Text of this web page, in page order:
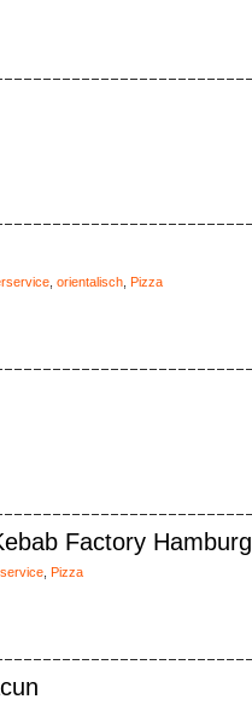
orientalisch Pizza
Factory Hamburg
Pizza